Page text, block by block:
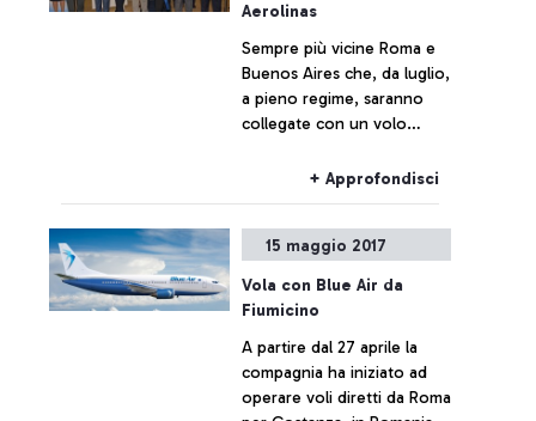
Aerolinas
Sempre più vicine Roma e
Buenos Aires che, da luglio,
a pieno regime, saranno
collegate con un volo
giorni, e già da oggi con un
aeromobile di nuova
generazione.
+ Approfondisci
15 maggio 2017
Vola con Blue Air da
Fiumicino
A partire dal 27 aprile la
compagnia ha iniziato ad
operare voli diretti da Roma